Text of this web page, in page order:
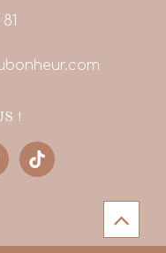
!